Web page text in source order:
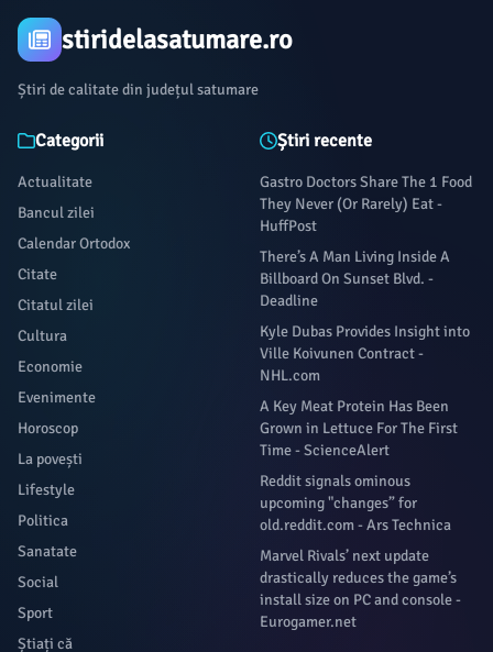
stiridelasatumare.ro
Știri de calitate din județul satumare
Categorii
Actualitate
Bancul zilei
Calendar Ortodox
Citate
Citatul zilei
Cultura
Economie
Evenimente
Horoscop
La povești
Lifestyle
Politica
Sanatate
Social
Sport
Știați că
Știri recente
Gastro Doctors Share The 1 Food
They Never (Or Rarely) Eat -
HuffPost
There’s A Man Living Inside A
Billboard On Sunset Blvd. -
Deadline
Kyle Dubas Provides Insight into
Ville Koivunen Contract -
NHL.com
A Key Meat Protein Has Been
Grown in Lettuce For The First
Time - ScienceAlert
Reddit signals ominous
upcoming "changes” for
old.reddit.com - Ars Technica
Marvel Rivals’ next update
drastically reduces the game’s
install size on PC and console -
Eurogamer.net